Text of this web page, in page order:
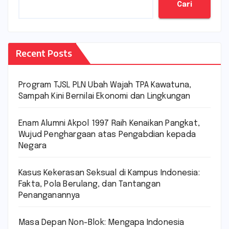
Cari
Recent Posts
Program TJSL PLN Ubah Wajah TPA Kawatuna,
Sampah Kini Bernilai Ekonomi dan Lingkungan
Enam Alumni Akpol 1997 Raih Kenaikan Pangkat,
Wujud Penghargaan atas Pengabdian kepada
Negara
Kasus Kekerasan Seksual di Kampus Indonesia:
Fakta, Pola Berulang, dan Tantangan
Penanganannya
Masa Depan Non-Blok: Mengapa Indonesia